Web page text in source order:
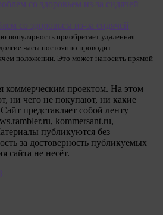
со здоровьем из-за сидячей
популярность приобретает удаленная
часы постоянно проводит
положении. Это может наносить прямой
коммерческим проектом. На этом
ни чего не покупают, ни какие
представляет собой ленту
kommersant.ru,
публикуются без
за достоверность публикуемых
сайта не несёт.